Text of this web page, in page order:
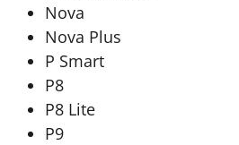
Nova
Nova Plus
P Smart
P8
P8 Lite
P9